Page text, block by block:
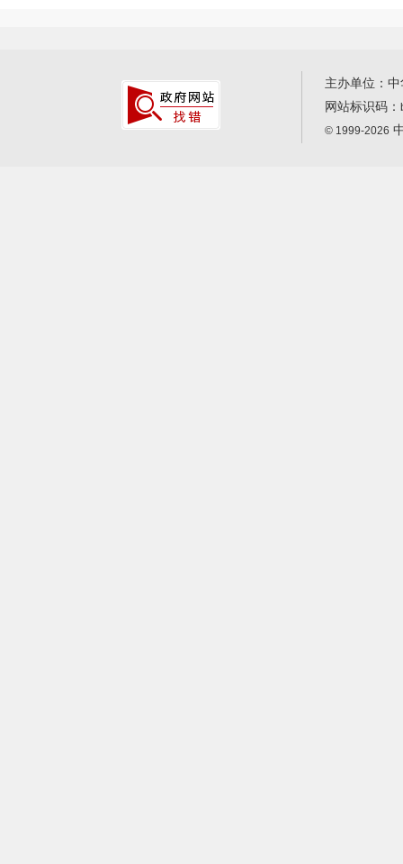
主办单位：
网站标识码：
© 1999-2026